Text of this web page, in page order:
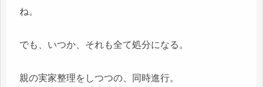
ね。
でも、いつか、それも全て処分になる。
親の実家整理をしつつの、同時進行。